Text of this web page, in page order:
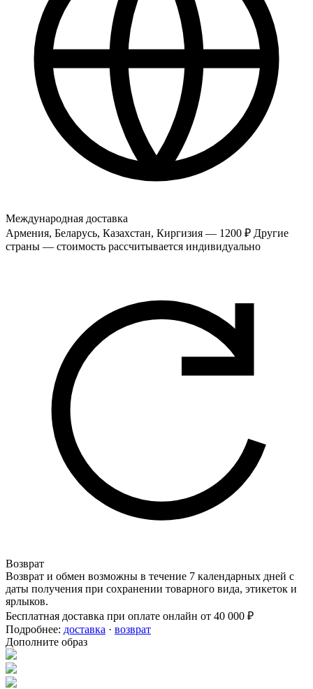
Международная доставка
Армения, Беларусь, Казахстан, Киргизия — 1200 ₽ Другие
страны — стоимость рассчитывается индивидуально
Возврат
Возврат и обмен возможны в течение 7 календарных дней с
даты получения при сохранении товарного вида, этикеток и
ярлыков.
Бесплатная доставка при оплате онлайн от 40 000 ₽
Подробнее: доставка · возврат
Дополните образ